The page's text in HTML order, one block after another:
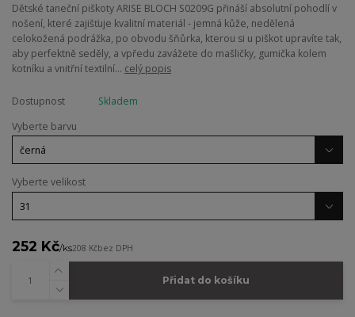
Dětské taneční piškoty ARISE BLOCH S0209G přináší absolutní pohodlí v
nošení, které zajišťuje kvalitní materiál - jemná kůže, nedělená
celokožená podrážka, po obvodu šňůrka, kterou si u piškot upravíte tak,
aby perfektně seděly, a vpředu zavážete do mašličky, gumička kolem
kotníku a vnitřní textilní... celý popis
Dostupnost
Skladem
Vyberte barvu
Vyberte velikost
252 Kč/ks208 Kčbez DPH
Přidat do košíku